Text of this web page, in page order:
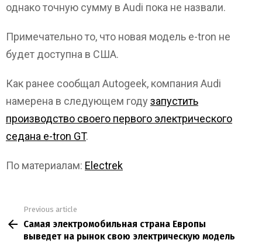
однако точную сумму в Audi пока не назвали.
Примечательно то, что новая модель e-tron не
будет доступна в США.
Как ранее сообщал Autogeek, компания Audi
намерена в следующем году запустить
производство своего первого электрического
седана e-tron GT.
По материалам: Electrek
more
Previous article
Самая электромобильная страна Европы
выведет на рынок свою электрическую модель